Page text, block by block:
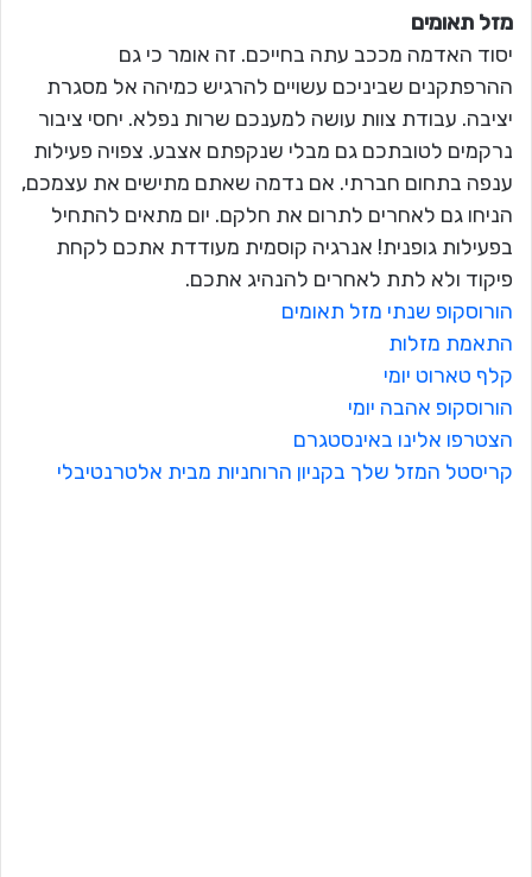
מזל תאומים
יסוד האדמה מככב עתה בחייכם. זה אומר כי גם
ההרפתקנים שביניכם עשויים להרגיש כמיהה אל מסגרת
יציבה. עבודת צוות עושה למענכם שרות נפלא. יחסי ציבור
נרקמים לטובתכם גם מבלי שנקפתם אצבע. צפויה פעילות
ענפה בתחום חברתי. אם נדמה שאתם מתישים את עצמכם,
הניחו גם לאחרים לתרום את חלקם. יום מתאים להתחיל
בפעילות גופנית! אנרגיה קוסמית מעודדת אתכם לקחת
פיקוד ולא לתת לאחרים להנהיג אתכם.
הורוסקופ שנתי מזל תאומים
התאמת מזלות
קלף טארוט יומי
הורוסקופ אהבה יומי
הצטרפו אלינו באינסטגרם
קריסטל המזל שלך בקניון הרוחניות מבית אלטרנטיבלי